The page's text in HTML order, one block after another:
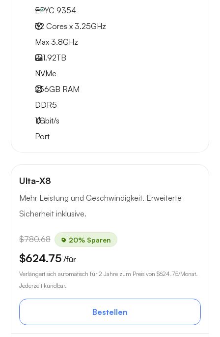
EPYC 9354
32 Cores x 3.25GHz
Max 3.8GHz
2x1.92TB
NVMe
256GB RAM
DDR5
1Gbit/s
Port
Ulta-X8
Mehr Leistung und Geschwindigkeit. Erweiterte
Sicherheit inklusive.
$780.68 20% Sparen
$624.75 /für
Verlängert sich automatisch für 2 Jahre zum Preis von $624.75/Monat.
Jederzeit kündbar.
Bestellen